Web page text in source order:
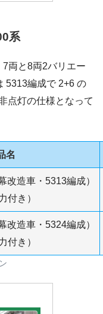
系
両と8両2バリエー
5313編成で 2+6 の
点灯の仕様となって
名
改造車・5313編成）
付き）
改造車・5324編成）
付き）